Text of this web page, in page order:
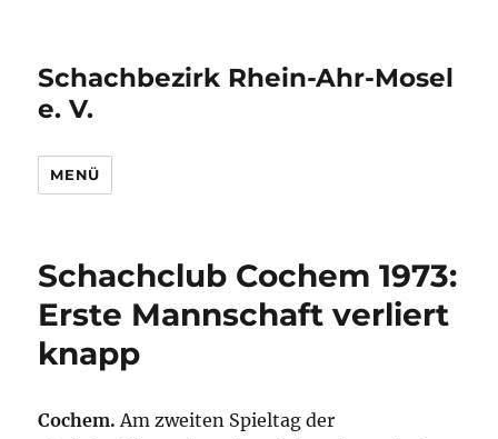
Schachbezirk Rhein-Ahr-Mosel
e. V.
MENÜ
Schachclub Cochem 1973:
Erste Mannschaft verliert
knapp
Cochem. Am zweiten Spieltag der